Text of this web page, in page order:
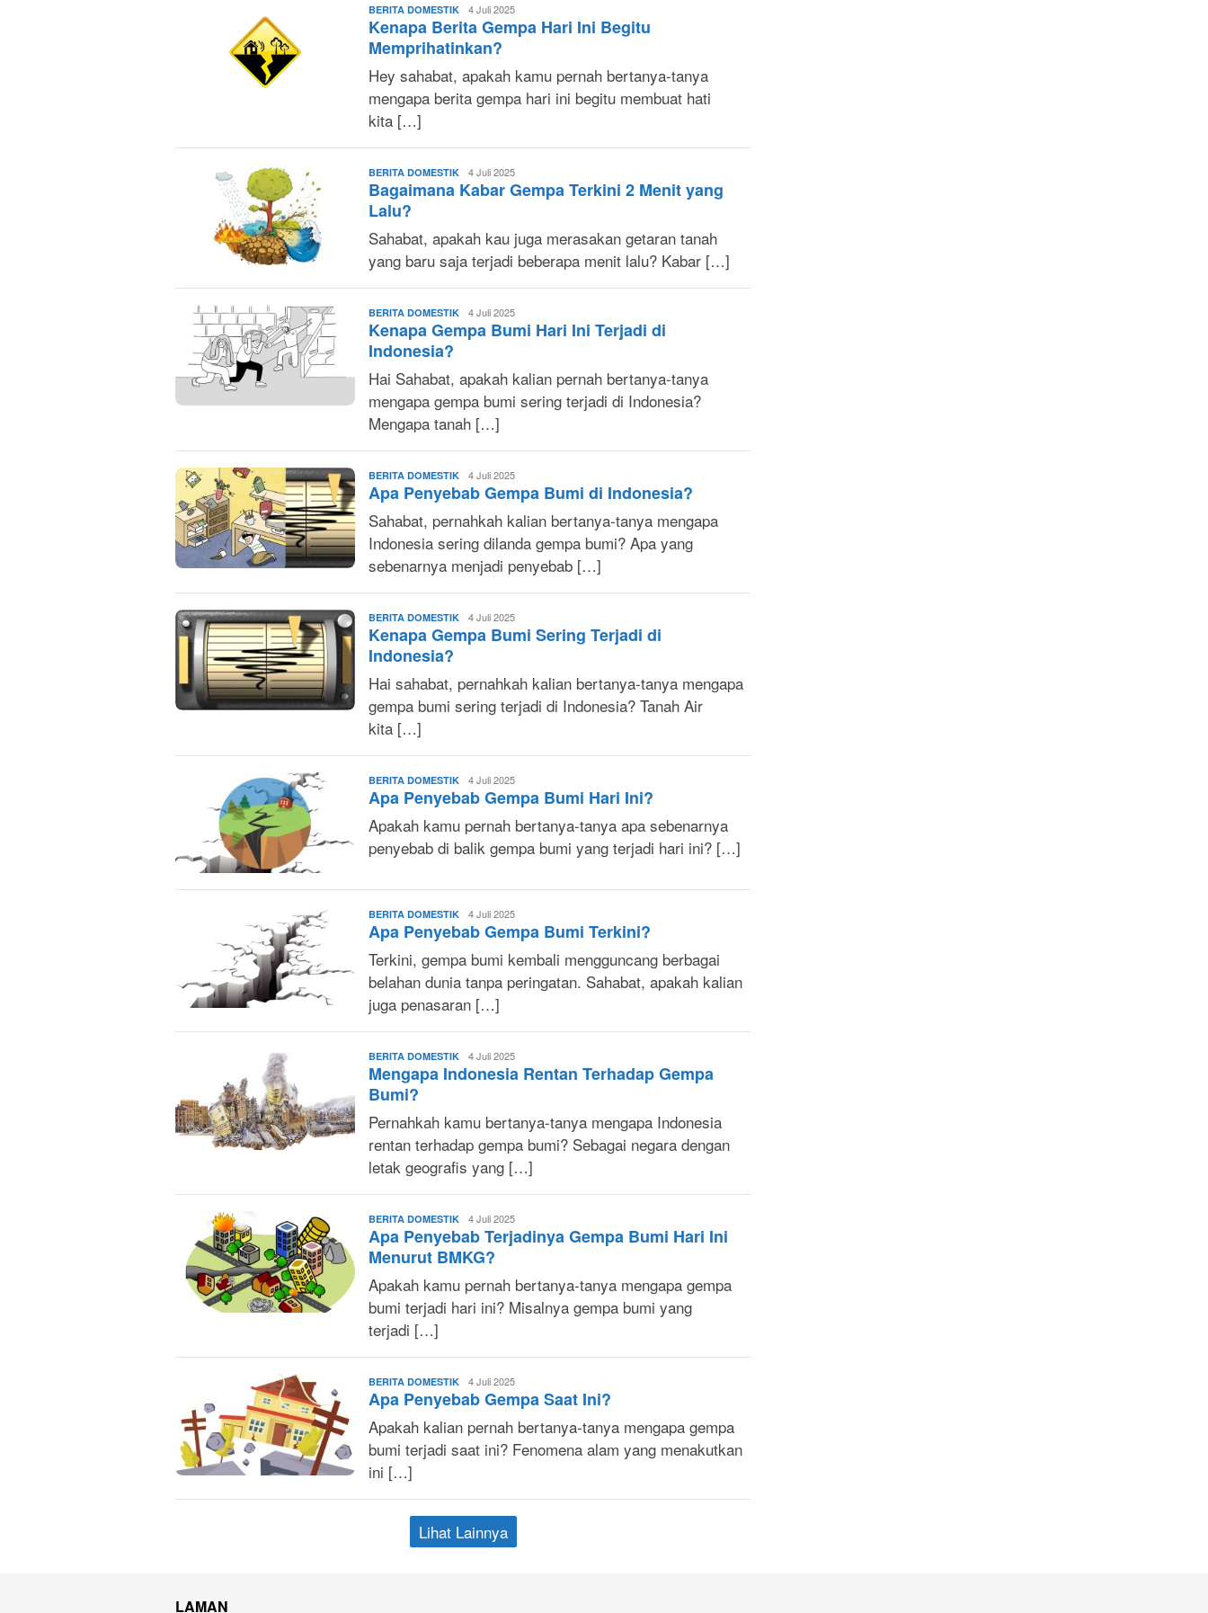
BERITA DOMESTIK Sonya
Ruri
4 Juli 2025
Kenapa Berita Gempa Hari Ini Begitu
Memprihatinkan?
Hey sahabat, apakah kamu pernah bertanya-tanya
mengapa berita gempa hari ini begitu membuat hati
kita […]
BERITA DOMESTIK Sonya
Ruri
4 Juli 2025
Bagaimana Kabar Gempa Terkini 2 Menit yang
Lalu?
Sahabat, apakah kau juga merasakan getaran tanah
yang baru saja terjadi beberapa menit lalu? Kabar […]
BERITA DOMESTIK Sonya
Ruri
4 Juli 2025
Kenapa Gempa Bumi Hari Ini Terjadi di
Indonesia?
Hai Sahabat, apakah kalian pernah bertanya-tanya
mengapa gempa bumi sering terjadi di Indonesia?
Mengapa tanah […]
BERITA DOMESTIK Sonya
Ruri
4 Juli 2025
Apa Penyebab Gempa Bumi di Indonesia?
Sahabat, pernahkah kalian bertanya-tanya mengapa
Indonesia sering dilanda gempa bumi? Apa yang
sebenarnya menjadi penyebab […]
BERITA DOMESTIK Sonya
Ruri
4 Juli 2025
Kenapa Gempa Bumi Sering Terjadi di
Indonesia?
Hai sahabat, pernahkah kalian bertanya-tanya mengapa
gempa bumi sering terjadi di Indonesia? Tanah Air
kita […]
BERITA DOMESTIK Sonya
Ruri
4 Juli 2025
Apa Penyebab Gempa Bumi Hari Ini?
Apakah kamu pernah bertanya-tanya apa sebenarnya
penyebab di balik gempa bumi yang terjadi hari ini? […]
BERITA DOMESTIK Sonya
Ruri
4 Juli 2025
Apa Penyebab Gempa Bumi Terkini?
Terkini, gempa bumi kembali mengguncang berbagai
belahan dunia tanpa peringatan. Sahabat, apakah kalian
juga penasaran […]
BERITA DOMESTIK Sonya
Ruri
4 Juli 2025
Mengapa Indonesia Rentan Terhadap Gempa
Bumi?
Pernahkah kamu bertanya-tanya mengapa Indonesia
rentan terhadap gempa bumi? Sebagai negara dengan
letak geografis yang […]
BERITA DOMESTIK Sonya
Ruri
4 Juli 2025
Apa Penyebab Terjadinya Gempa Bumi Hari Ini
Menurut BMKG?
Apakah kamu pernah bertanya-tanya mengapa gempa
bumi terjadi hari ini? Misalnya gempa bumi yang
terjadi […]
BERITA DOMESTIK Sonya
Ruri
4 Juli 2025
Apa Penyebab Gempa Saat Ini?
Apakah kalian pernah bertanya-tanya mengapa gempa
bumi terjadi saat ini? Fenomena alam yang menakutkan
ini […]
Lihat Lainnya
LAMAN